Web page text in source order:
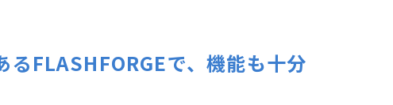
るFLASHFORGEで、機能も十分